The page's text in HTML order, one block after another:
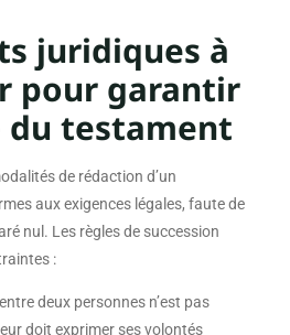
juridiques à
pour garantir
testament
de rédaction d’un
aux exigences légales, faute de
nul. Les règles de succession
:
deux personnes n’est pas
doit exprimer ses volontés